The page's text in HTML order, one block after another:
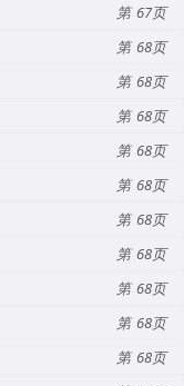
67
68
68
68
68
68
68
68
68
68
68